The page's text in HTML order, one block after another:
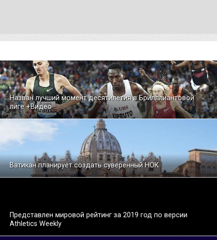
Назван лучший момент десятилетия в Брилллиантовой
лиге +Видео
Ватикан планирует создать суверенный НОК
Представлен мировой рейтинг за 2019 год по версии
Athletics Weekly